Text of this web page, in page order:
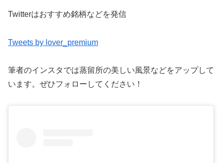
Twitterはおすすめ銘柄などを発信
Tweets by lover_premium
筆者のインスタでは蒸留所の美しい風景などをアップして
います。ぜひフォローしてください！